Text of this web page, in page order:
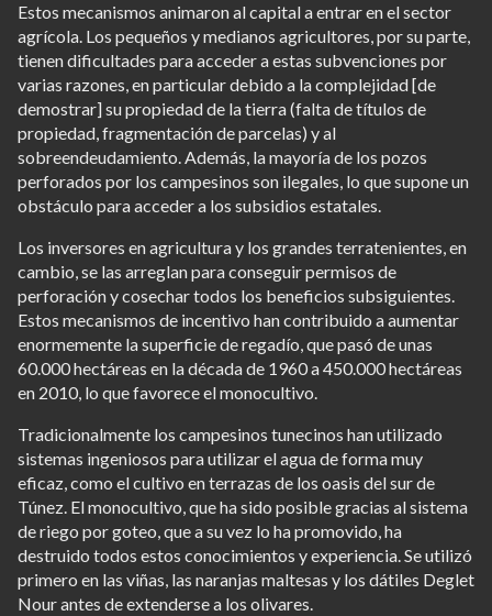
Estos mecanismos animaron al capital a entrar en el sector
agrícola. Los pequeños y medianos agricultores, por su parte,
tienen dificultades para acceder a estas subvenciones por
varias razones, en particular debido a la complejidad [de
demostrar] su propiedad de la tierra (falta de títulos de
propiedad, fragmentación de parcelas) y al
sobreendeudamiento. Además, la mayoría de los pozos
perforados por los campesinos son ilegales, lo que supone un
obstáculo para acceder a los subsidios estatales.
Los inversores en agricultura y los grandes terratenientes, en
cambio, se las arreglan para conseguir permisos de
perforación y cosechar todos los beneficios subsiguientes.
Estos mecanismos de incentivo han contribuido a aumentar
enormemente la superficie de regadío, que pasó de unas
60.000 hectáreas en la década de 1960 a 450.000 hectáreas
en 2010, lo que favorece el monocultivo.
Tradicionalmente los campesinos tunecinos han utilizado
sistemas ingeniosos para utilizar el agua de forma muy
eficaz, como el cultivo en terrazas de los oasis del sur de
Túnez. El monocultivo, que ha sido posible gracias al sistema
de riego por goteo, que a su vez lo ha promovido, ha
destruido todos estos conocimientos y experiencia. Se utilizó
primero en las viñas, las naranjas maltesas y los dátiles Deglet
Nour antes de extenderse a los olivares.